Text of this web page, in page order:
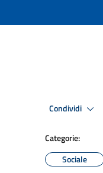
Condividi
Categorie:
Sociale